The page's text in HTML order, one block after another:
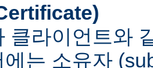
클라이언트와
에는 소유자